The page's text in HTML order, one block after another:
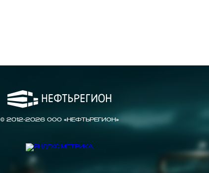
© 2012-2026 ООО «НЕФТЬРЕГИОН»